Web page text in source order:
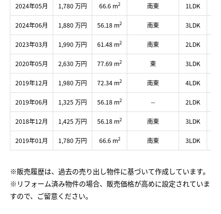
2024年05月 1,780 万円 66.6 m2 南東 1LDK
2024年06月 1,880 万円 56.18 m2 南東 3LDK
2023年03月 1,990 万円 61.48 m2 南東 2LDK
2020年05月 2,630 万円 77.69 m2 東 3LDK
2019年12月 1,980 万円 72.34 m2 南東 4LDK
2019年06月 1,325 万円 56.18 m2 -- 2LDK
2018年12月 1,425 万円 56.18 m2 南東 3LDK
2019年01月 1,780 万円 66.6 m2 南東 3LDK
※販売履歴は、過去の売り出し物件に基づいて作成しています。
※リフォーム済み物件の場合、販売価格が高めに設定されていま
すので、ご留意ください。